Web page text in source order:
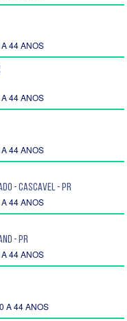
44 ANOS
44 ANOS
44 ANOS
- Cascavel - PR
44 ANOS
- PR
44 ANOS
A 44 ANOS